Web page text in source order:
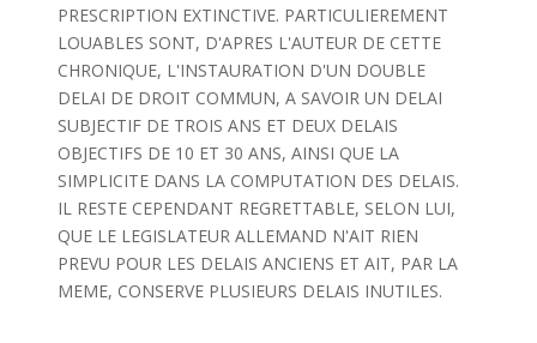
PRESCRIPTION EXTINCTIVE. PARTICULIEREMENT
LOUABLES SONT, D'APRES L'AUTEUR DE CETTE
CHRONIQUE, L'INSTAURATION D'UN DOUBLE
DELAI DE DROIT COMMUN, A SAVOIR UN DELAI
SUBJECTIF DE TROIS ANS ET DEUX DELAIS
OBJECTIFS DE 10 ET 30 ANS, AINSI QUE LA
SIMPLICITE DANS LA COMPUTATION DES DELAIS.
IL RESTE CEPENDANT REGRETTABLE, SELON LUI,
QUE LE LEGISLATEUR ALLEMAND N'AIT RIEN
PREVU POUR LES DELAIS ANCIENS ET AIT, PAR LA
MEME, CONSERVE PLUSIEURS DELAIS INUTILES.